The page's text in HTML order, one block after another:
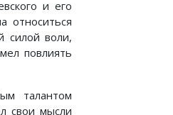
и его
относиться
силой воли,
повлиять
талантом
свои мысли